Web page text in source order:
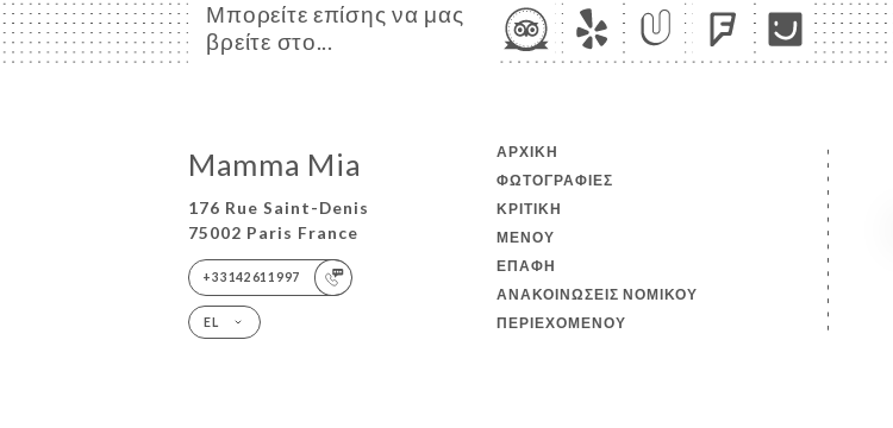
Μπορείτε επίσης να μας
βρείτε στο...
Mamma Mia
176 Rue Saint-Denis
75002 Paris France
+33142611997
EL
ΑΡΧΙΚΉ
ΦΩΤΟΓΡΑΦΊΕΣ
ΚΡΙΤΙΚΉ
ΜΕΝΟΎ
ΕΠΑΦΉ
ΑΝΑΚΟΙΝΏΣΕΙΣ ΝΟΜΙΚΟΎ
ΠΕΡΙΕΧΟΜΈΝΟΥ